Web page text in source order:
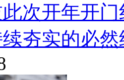
此次开年开
夯实的必